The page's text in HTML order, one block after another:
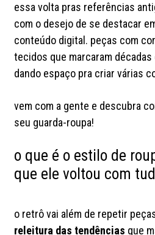
essa volta pras referências
com o desejo de se destacar
conteúdo digital. peças com
tecidos que marcaram décadas
dando espaço pra criar várias
vem com a gente e descubra
seu guarda-roupa!
o que é o estilo de
que ele voltou com
o retrô vai além de repetir
releitura das tendências que